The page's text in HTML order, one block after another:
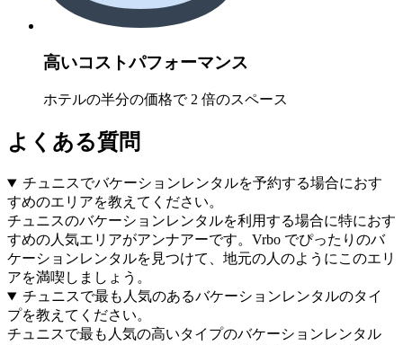
高いコストパフォーマンス
ホテルの半分の価格で 2 倍のスペース
よくある質問
チュニスでバケーションレンタルを予約する場合におす
すめのエリアを教えてください。
チュニスのバケーションレンタルを利用する場合に特におす
すめの人気エリアがアンナアーです。Vrbo でぴったりのバ
ケーションレンタルを見つけて、地元の人のようにこのエリ
アを満喫しましょう。
チュニスで最も人気のあるバケーションレンタルのタイ
プを教えてください。
チュニスで最も人気の高いタイプのバケーションレンタル